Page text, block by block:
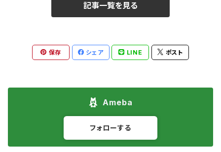
記事一覧を見る
保存 シェア LINE ポスト
Ameba
フォローする